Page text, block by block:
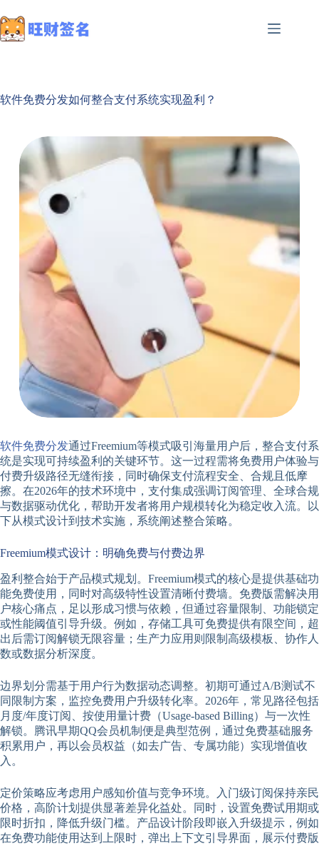
软件免费分发如何整合支付系统实现盈利？
软件免费分发通过Freemium等模式吸引海量用户后，整合支付系
统是实现可持续盈利的关键环节。这一过程需将免费用户体验与
付费升级路径无缝衔接，同时确保支付流程安全、合规且低摩
擦。在2026年的技术环境中，支付集成强调订阅管理、全球合规
与数据驱动优化，帮助开发者将用户规模转化为稳定收入流。以
下从模式设计到技术实施，系统阐述整合策略。
Freemium模式设计：明确免费与付费边界
盈利整合始于产品模式规划。Freemium模式的核心是提供基础功
能免费使用，同时对高级特性设置清晰付费墙。免费版需解决用
户核心痛点，足以形成习惯与依赖，但通过容量限制、功能锁定
或性能阈值引导升级。例如，存储工具可免费提供有限空间，超
出后需订阅解锁无限容量；生产力应用则限制高级模板、协作人
数或数据分析深度。
边界划分需基于用户行为数据动态调整。初期可通过A/B测试不
同限制方案，监控免费用户升级转化率。2026年，常见路径包括
月度/年度订阅、按使用量计费（Usage-based Billing）与一次性
解锁。腾讯早期QQ会员机制便是典型范例，通过免费基础服务
积累用户，再以会员权益（如去广告、专属功能）实现增值收
入。
定价策略应考虑用户感知价值与竞争环境。入门级订阅保持亲民
价格，高阶计划提供显著差异化益处。同时，设置免费试用期或
限时折扣，降低升级门槛。产品设计阶段即嵌入升级提示，例如
在免费功能使用达到上限时，弹出上下文引导界面，展示付费版